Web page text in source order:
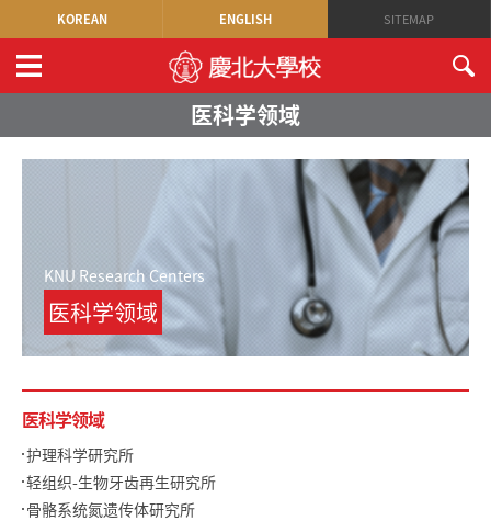
KOREAN ENGLISH SITEMAP
医科学领域
KNU Research Centers
医科学领域
医科学领域
护理科学研究所
轻组织-生物牙齿再生研究所
骨骼系统氮遗传体研究所